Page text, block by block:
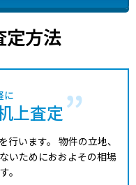
定方法
に
上査定
います。 物件の立地、
いためにおおよその相場
。